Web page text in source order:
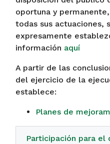
oportuna y
todas sus actuaciones,
expresamente
información aquí
A partir de las
del ejercicio de la
establece:
Planes de
Participación para el